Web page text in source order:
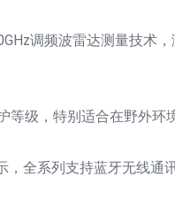
调频波雷达测量技术
等级，特别适合在野外环
，全系列支持蓝牙无线